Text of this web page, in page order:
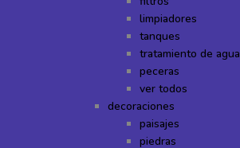
limpiadores
tanques
tratamiento de agua
peceras
ver todos
decoraciones
paisajes
piedras